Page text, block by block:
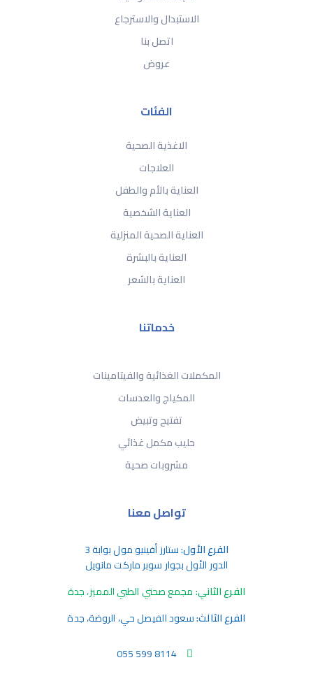
الاستبدال والاسترجاع
اتصل بنا
عروض
الفئات
الاغذية الصحية
العلاجات
العناية بالأم والطفل
العناية الشخصية
العناية الصحية المنزلية
العناية بالبشرة
العناية بالشعر
خدماتنا
المكملات الغذائية والفيتامينات
المكياج والعدسات
تفتيح وتبيض
حليب مكمل غذائي
مشروبات صحية
تواصل معنا
الفرع الأول:ستارز أفينيو مول بوابة 3
الدور الأول بجوار سوبر ماركت مانويل
الفرع الثاني:مجمع صحتي الطبي المميز، جدة
الفرع الثالث:سعود الفيصل حي، الروضة، جدة
055 599 8114